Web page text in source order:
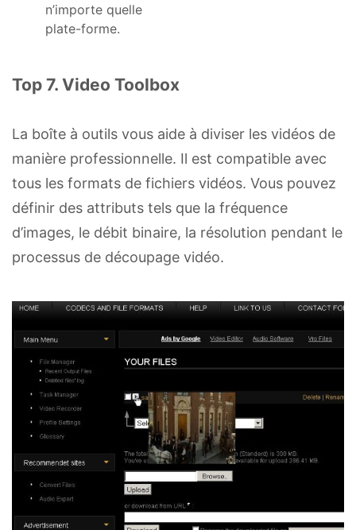
n’importe quelle
plate-forme.
Top 7. Video Toolbox
La boîte à outils vous aide à diviser les vidéos de
manière professionnelle. Il est compatible avec
tous les formats de fichiers vidéos. Vous pouvez
définir des attributs tels que la fréquence
d’images, le débit binaire, la résolution pendant le
processus de découpage vidéo.